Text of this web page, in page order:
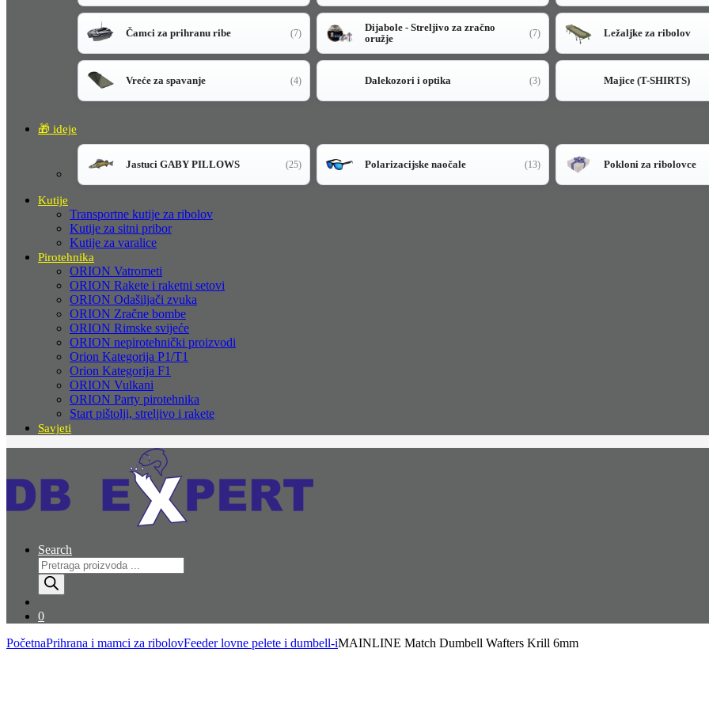
Čamci za prihranu ribe (7)
Dijabole - Streljivo za zračno
oružje
(7) Ležaljke za ribolov
Vreće za spavanje (4) Dalekozori i optika (3) Majice (T-SHIRTS)
🎁 ideje
Jastuci GABY PILLOWS (25) Polarizacijske naočale (13) Pokloni za ribolovce
Kutije
Transportne kutije za ribolov
Kutije za sitni pribor
Kutije za varalice
Pirotehnika
ORION Vatrometi
ORION Rakete i raketni setovi
ORION Odašiljači zvuka
ORION Zračne bombe
ORION Rimske svijeće
ORION nepirotehnički proizvodi
Orion Kategorija P1/T1
Orion Kategorija F1
ORION Vulkani
ORION Party pirotehnika
Start pištolji, streljivo i rakete
Savjeti
Search
Products
search
0
PočetnaPrihrana i mamci za ribolovFeeder lovne pelete i dumbell-iMAINLINE Match Dumbell Wafters Krill 6mm